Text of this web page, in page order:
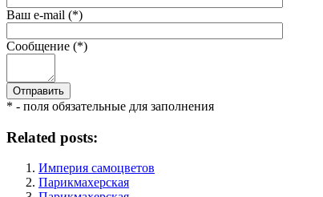
Ваш e-mail (*)
Сообщение (*)
* - поля обязательные для заполнения
Related posts:
Империя самоцветов
Парикмахерская